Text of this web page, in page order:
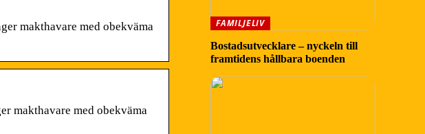
makthavare med obekväma
makthavare med obekväma
FAMILJELIV
Bostadsutvecklare – nyckeln till
framtidens hållbara boenden